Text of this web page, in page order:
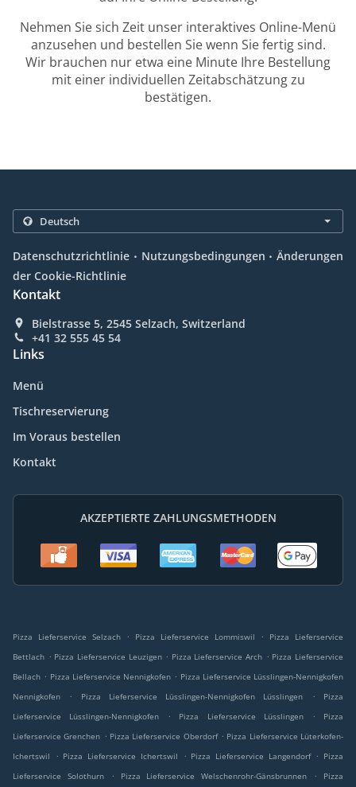
Nehmen Sie sich Zeit unser interaktives Online-Menü
anzusehen und bestellen Sie wenn Sie fertig sind.
Wir brauchen nur etwa eine Minute Ihre Bestellung
mit einer individuellen Zeitabschätzung zu
bestätigen.
Datenschutzrichtlinie . Nutzungsbedingungen . Änderungen
der Cookie-Richtlinie
Kontakt
Bielstrasse 5, 2545 Selzach, Switzerland
+41 32 555 45 54
Links
Menü
Tischreservierung
Im Voraus bestellen
Kontakt
AKZEPTIERTE ZAHLUNGSMETHODEN
Pizza Lieferservice Selzach . Pizza Lieferservice Lommiswil .
Pizza Lieferservice
Bettlach . Pizza Lieferservice Leuzigen . Pizza Lieferservice Arch . Pizza Lieferservice
Bellach . Pizza Lieferservice Nennigkofen . Pizza Lieferservice Lüsslingen-Nennigkofen
Nennigkofen
. Pizza Lieferservice Lüsslingen-Nennigkofen Lüsslingen .
Pizza
Lieferservice Lüsslingen-Nennigkofen
. Pizza Lieferservice Lüsslingen .
Pizza
Lieferservice Grenchen . Pizza Lieferservice Oberdorf . Pizza Lieferservice Lüterkofen-
Ichertswil
. Pizza Lieferservice Ichertswil . Pizza Lieferservice Langendorf . Pizza
Lieferservice Solothurn
. Pizza Lieferservice Welschenrohr-Gänsbrunnen . Pizza